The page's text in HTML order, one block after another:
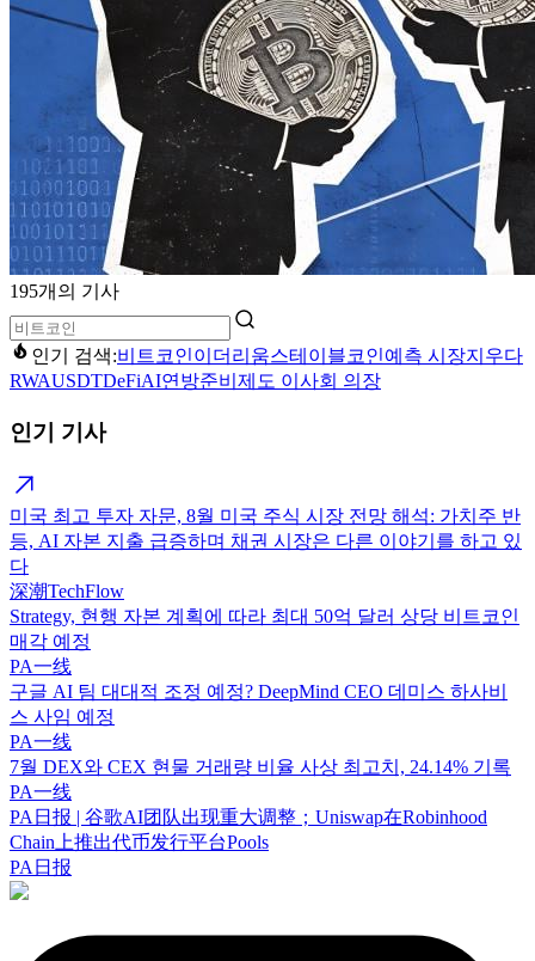
195개의 기사
인기 검색:비트코인이더리움스테이블코인예측 시장지우다
RWAUSDTDeFiAI연방준비제도 이사회 의장
인기 기사
미국 최고 투자 자문, 8월 미국 주식 시장 전망 해석: 가치주 반
등, AI 자본 지출 급증하며 채권 시장은 다른 이야기를 하고 있
다
深潮TechFlow
Strategy, 현행 자본 계획에 따라 최대 50억 달러 상당 비트코인
매각 예정
PA一线
구글 AI 팀 대대적 조정 예정? DeepMind CEO 데미스 하사비
스 사임 예정
PA一线
7월 DEX와 CEX 현물 거래량 비율 사상 최고치, 24.14% 기록
PA一线
PA日报 | 谷歌AI团队出现重大调整；Uniswap在Robinhood
Chain上推出代币发行平台Pools
PA日报